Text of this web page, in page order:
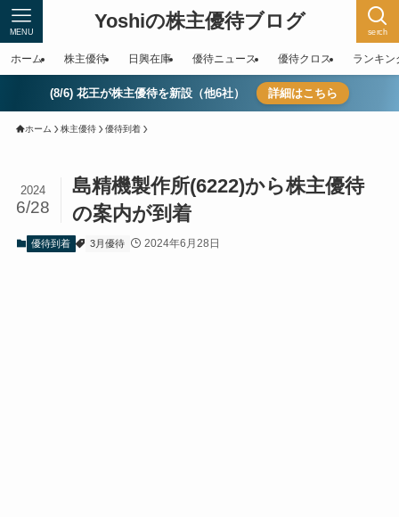
Yoshiの株主優待ブログ serch
MENU
ホーム 株主優待 日興在庫 優待ニュース 優待クロス ランキン
(8/6) 花王が株主優待を新設（他6社） 詳細はこちら
ホーム 株主優待 優待到着
島精機製作所(6222)から株主優待
の案内が到着
2024
6/28
優待到着 3月優待 2024年6月28日